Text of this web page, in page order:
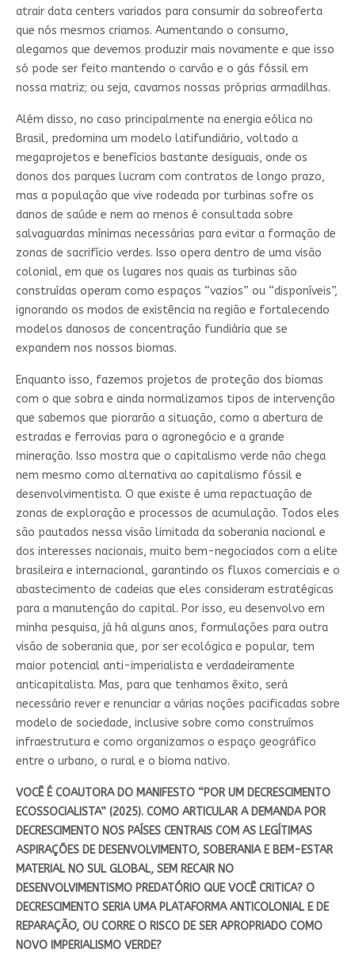
atrair data centers variados para consumir da sobreoferta
que nós mesmos criamos. Aumentando o consumo,
alegamos que devemos produzir mais novamente e que isso
só pode ser feito mantendo o carvão e o gás fóssil em
nossa matriz; ou seja, cavamos nossas próprias armadilhas.
Além disso, no caso principalmente na energia eólica no
Brasil, predomina um modelo latifundiário, voltado a
megaprojetos e benefícios bastante desiguais, onde os
donos dos parques lucram com contratos de longo prazo,
mas a população que vive rodeada por turbinas sofre os
danos de saúde e nem ao menos é consultada sobre
salvaguardas mínimas necessárias para evitar a formação de
zonas de sacrifício verdes. Isso opera dentro de uma visão
colonial, em que os lugares nos quais as turbinas são
construídas operam como espaços “vazios” ou “disponíveis”,
ignorando os modos de existência na região e fortalecendo
modelos danosos de concentração fundiária que se
expandem nos nossos biomas.
Enquanto isso, fazemos projetos de proteção dos biomas
com o que sobra e ainda normalizamos tipos de intervenção
que sabemos que piorarão a situação, como a abertura de
estradas e ferrovias para o agronegócio e a grande
mineração. Isso mostra que o capitalismo verde não chega
nem mesmo como alternativa ao capitalismo fóssil e
desenvolvimentista. O que existe é uma repactuação de
zonas de exploração e processos de acumulação. Todos eles
são pautados nessa visão limitada da soberania nacional e
dos interesses nacionais, muito bem-negociados com a elite
brasileira e internacional, garantindo os fluxos comerciais e o
abastecimento de cadeias que eles consideram estratégicas
para a manutenção do capital. Por isso, eu desenvolvo em
minha pesquisa, já há alguns anos, formulações para outra
visão de soberania que, por ser ecológica e popular, tem
maior potencial anti-imperialista e verdadeiramente
anticapitalista. Mas, para que tenhamos êxito, será
necessário rever e renunciar a várias noções pacificadas sobre
modelo de sociedade, inclusive sobre como construímos
infraestrutura e como organizamos o espaço geográfico
entre o urbano, o rural e o bioma nativo.
VOCÊ É COAUTORA DO MANIFESTO “POR UM DECRESCIMENTO
ECOSSOCIALISTA” (2025). COMO ARTICULAR A DEMANDA POR
DECRESCIMENTO NOS PAÍSES CENTRAIS COM AS LEGÍTIMAS
ASPIRAÇÕES DE DESENVOLVIMENTO, SOBERANIA E BEM-ESTAR
MATERIAL NO SUL GLOBAL, SEM RECAIR NO
DESENVOLVIMENTISMO PREDATÓRIO QUE VOCÊ CRITICA? O
DECRESCIMENTO SERIA UMA PLATAFORMA ANTICOLONIAL E DE
REPARAÇÃO, OU CORRE O RISCO DE SER APROPRIADO COMO
NOVO IMPERIALISMO VERDE?